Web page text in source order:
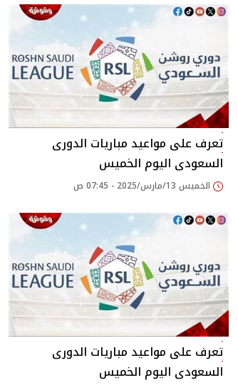
تعرف على مواعيد مباريات الدورى
السعودى اليوم الخميس
الخميس 13/مارس/2025 - 07:45 ص
تعرف على مواعيد مباريات الدورى
السعودى اليوم الخميس